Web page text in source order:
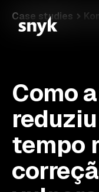
Case studies
Como
tempo